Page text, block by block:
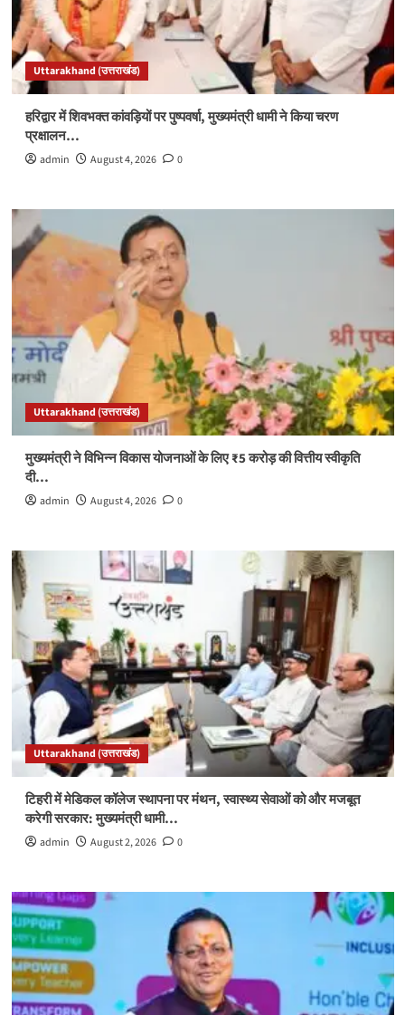
Uttarakhand (उत्तराखंड)
हरिद्वार में शिवभक्त कांवड़ियों पर पुष्पवर्षा, मुख्यमंत्री धामी ने किया चरण
प्रक्षालन…
admin August 4, 2026 0
Uttarakhand (उत्तराखंड)
मुख्यमंत्री ने विभिन्न विकास योजनाओं के लिए ₹5 करोड़ की वित्तीय स्वीकृति
दी…
admin August 4, 2026 0
Uttarakhand (उत्तराखंड)
टिहरी में मेडिकल कॉलेज स्थापना पर मंथन, स्वास्थ्य सेवाओं को और मजबूत
करेगी सरकार: मुख्यमंत्री धामी…
admin August 2, 2026 0